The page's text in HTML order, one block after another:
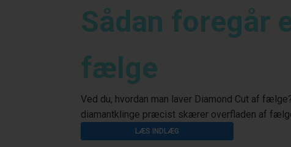
Sådan foregår
fælge
Ved du, hvordan man laver Diamond Cut af
diamantklinge præcist skærer overfladen af
LÆS INDLÆG